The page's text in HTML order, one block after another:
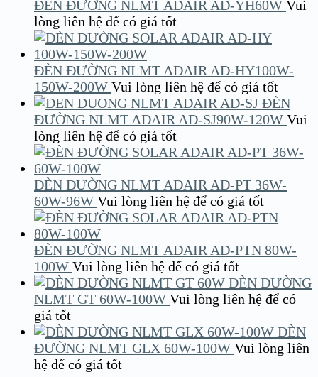
ĐÈN ĐƯỜNG NLMT ADAIR AD-YH60W Vui
lòng liên hệ để có giá tốt
ĐÈN ĐƯỜNG NLMT ADAIR AD-HY100W-
150W-200W Vui lòng liên hệ để có giá tốt
ĐÈN
ĐƯỜNG NLMT ADAIR AD-SJ90W-120W Vui
lòng liên hệ để có giá tốt
ĐÈN ĐƯỜNG NLMT ADAIR AD-PT 36W-
60W-96W Vui lòng liên hệ để có giá tốt
ĐÈN ĐƯỜNG NLMT ADAIR AD-PTN 80W-
100W Vui lòng liên hệ để có giá tốt
ĐÈN ĐƯỜNG
NLMT GT 60W-100W Vui lòng liên hệ để có
giá tốt
ĐÈN
ĐƯỜNG NLMT GLX 60W-100W Vui lòng liên
hệ để có giá tốt